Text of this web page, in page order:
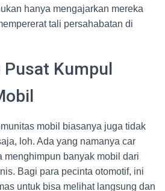
hanya mengajarkan mereka
tali persahabatan di
Pusat Kumpul
mobil biasanya juga tidak
loh. Ada yang namanya car
menghimpun banyak mobil dari
Bagi para pecinta otomotif, ini
untuk bisa melihat langsung dan